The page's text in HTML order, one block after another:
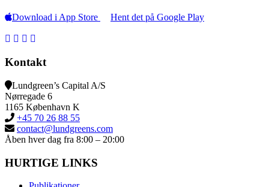
Download i App Store Hent det på Google Play
Kontakt
Lundgreen’s Capital A/S
Nørregade 6
1165 København K
+45 70 26 88 55
contact@lundgreens.com
Åben hver dag fra 8:00 – 20:00
HURTIGE LINKS